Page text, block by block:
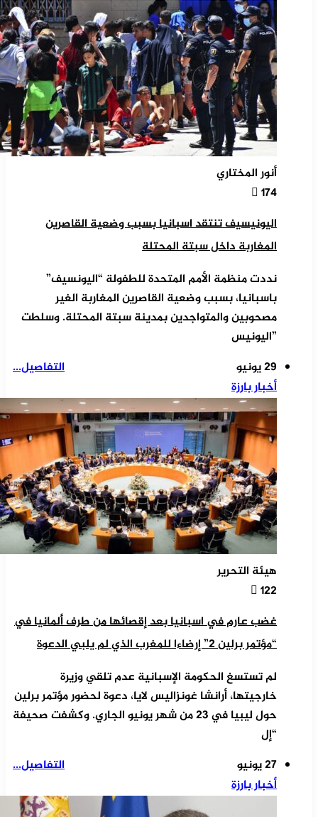
أنور المختاري
174
اليونيسيف تنتقد اسبانيا بسبب وضعية القاصرين
المغاربة داخل سبتة المحتلة
نددت منظمة الأمم المتحدة للطفولة “اليونسيف”
باسبانيا، بسبب وضعية القاصرين المغاربة الغير
مصحوبين والمتواجدين بمدينة سبتة المحتلة. وسلطت
”اليونيس
التفاصيل...
29 يونيو
أخبار بارزة
هيئة التحرير
122
غضب عارم في اسبانيا بعد إقصائها من طرف ألمانيا في
“مؤتمر برلين 2” إرضاءا للمغرب الذي لم يلبي الدعوة
لم تستسغ الحكومة الإسبانية عدم تلقي وزيرة
خارجيتها، أرانشا غونزاليس لايا، دعوة لحضور مؤتمر برلين
حول ليبيا في 23 من شهر يونيو الجاري. وكشفت صحيفة
“إل
التفاصيل...
27 يونيو
أخبار بارزة